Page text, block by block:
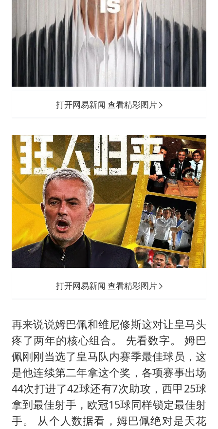
打开网易新闻 查看精彩图片
打开网易新闻 查看精彩图片
再来说说姆巴佩和维尼修斯这对让皇马头
疼了两年的核心组合。 先看数字。 姆巴
佩刚刚当选了皇马队内赛季最佳球员，这
是他连续第二年拿这个奖，各项赛事出场
44次打进了42球还有7次助攻，西甲25球
拿到最佳射手，欧冠15球同样锁定最佳射
手。 从个人数据看，姆巴佩绝对是天花